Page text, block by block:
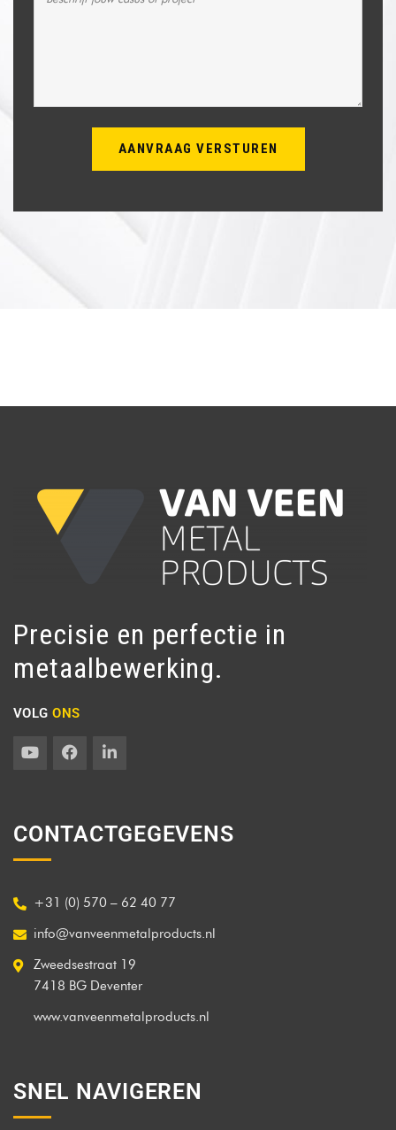
Precisie en perfectie in
metaalbewerking.
VOLGONS
CONTACTGEGEVENS
+31 (0) 570 – 62 40 77
info@vanveenmetalproducts.nl
Zweedsestraat 19
7418 BG Deventer
www.vanveenmetalproducts.nl
SNEL NAVIGEREN